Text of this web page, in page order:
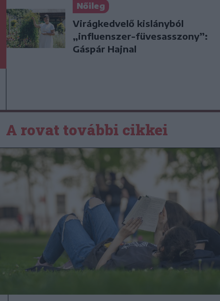
Nőileg
Virágkedvelő kislányból
„influenszer-füvesasszony”:
Gáspár Hajnal
A rovat további cikkei